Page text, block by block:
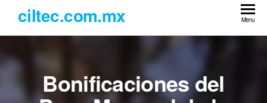
the
ciltec.com.mx Menu
Bonificaciones del